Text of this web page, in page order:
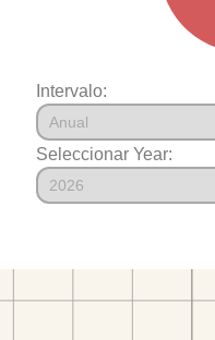
Intervalo:
Seleccionar Year: